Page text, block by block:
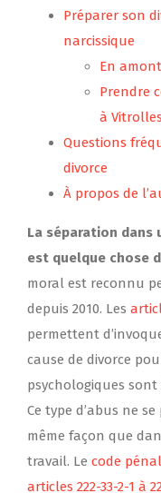
Préparer son
narcissique
En amont
Prendre
à Vitrolles
Questions
divorce
À propos de
La séparation dans
est quelque chose
moral est reconnu
depuis 2010. Les
permettent
cause de divorce
psychologiques sont
Ce type d’abus ne
même façon que
travail. Le code
articles 222-33-2-1 à